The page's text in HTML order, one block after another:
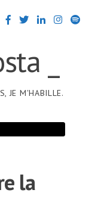
_
JE M'HABILLE.
la